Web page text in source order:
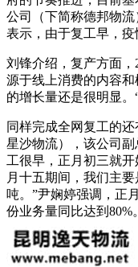
公司（下简称德邦物
表示，由于复工早，疫
刘锋介绍，复产方面
源于线上消费的内容
的增长量还是很明显
同样完成全网复工的
星沙物流），该公司
工很早，正月初三就
月十五期间，我们主
吨。”尹娴婷强调，正
份业务量同比达到80%。